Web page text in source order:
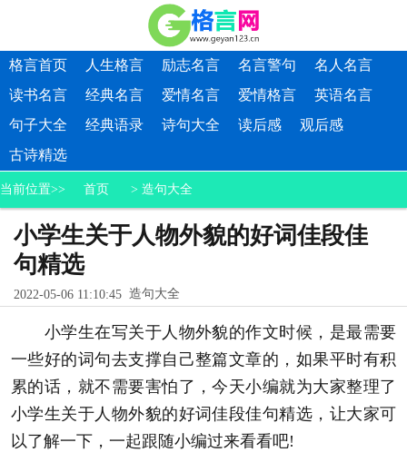
格言首页 人生格言 励志名言 名言警句
名人名言
读书名言
经典名言 爱情名言 爱情格言
英语名言
句子大全
经典语录 诗句大全 读后感
观后感
古诗精选
当前位置>> 首页 > 造句大全
小学生关于人物外貌的好词佳段佳
句精选
2022-05-06 11:10:45 造句大全
小学生在写关于人物外貌的作文时候，是最需要
一些好的词句去支撑自己整篇文章的，如果平时有积
累的话，就不需要害怕了，今天小编就为大家整理了
小学生关于人物外貌的好词佳段佳句精选，让大家可
以了解一下，一起跟随小编过来看看吧!